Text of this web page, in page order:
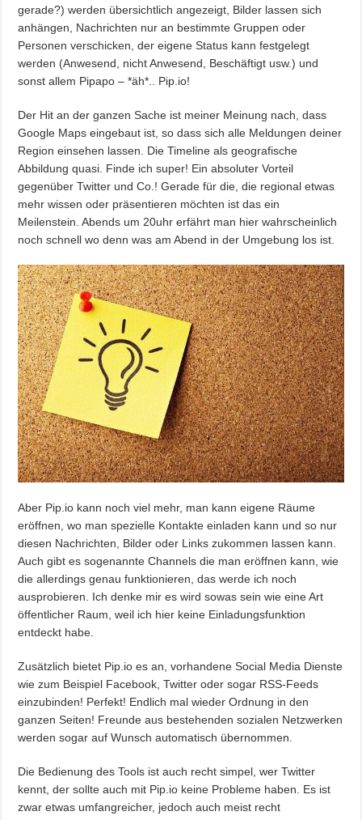
gerade?) werden übersichtlich angezeigt, Bilder lassen sich
anhängen, Nachrichten nur an bestimmte Gruppen oder
Personen verschicken, der eigene Status kann festgelegt
werden (Anwesend, nicht Anwesend, Beschäftigt usw.) und
sonst allem Pipapo – *äh*.. Pip.io!
Der Hit an der ganzen Sache ist meiner Meinung nach, dass
Google Maps eingebaut ist, so dass sich alle Meldungen deiner
Region einsehen lassen. Die Timeline als geografische
Abbildung quasi. Finde ich super! Ein absoluter Vorteil
gegenüber Twitter und Co.! Gerade für die, die regional etwas
mehr wissen oder präsentieren möchten ist das ein
Meilenstein. Abends um 20uhr erfährt man hier wahrscheinlich
noch schnell wo denn was am Abend in der Umgebung los ist.
Aber Pip.io kann noch viel mehr, man kann eigene Räume
eröffnen, wo man spezielle Kontakte einladen kann und so nur
diesen Nachrichten, Bilder oder Links zukommen lassen kann.
Auch gibt es sogenannte Channels die man eröffnen kann, wie
die allerdings genau funktionieren, das werde ich noch
ausprobieren. Ich denke mir es wird sowas sein wie eine Art
öffentlicher Raum, weil ich hier keine Einladungsfunktion
entdeckt habe.
Zusätzlich bietet Pip.io es an, vorhandene Social Media Dienste
wie zum Beispiel Facebook, Twitter oder sogar RSS-Feeds
einzubinden! Perfekt! Endlich mal wieder Ordnung in den
ganzen Seiten! Freunde aus bestehenden sozialen Netzwerken
werden sogar auf Wunsch automatisch übernommen.
Die Bedienung des Tools ist auch recht simpel, wer Twitter
kennt, der sollte auch mit Pip.io keine Probleme haben. Es ist
zwar etwas umfangreicher, jedoch auch meist recht